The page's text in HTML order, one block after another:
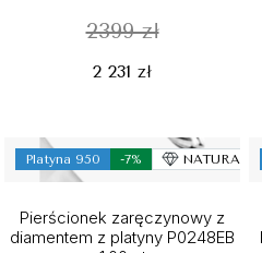
2399 zł
2 231 zł
Platyna 950 -7% NATURALNY
Pierścionek zaręczynowy z
diamentem z platyny P0248EB